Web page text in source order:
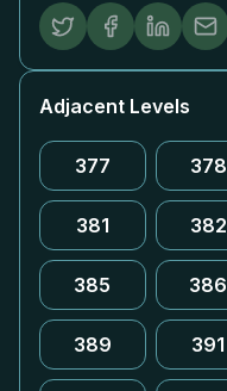
Adjacent Levels
377 378
381 382
385 386
389 391